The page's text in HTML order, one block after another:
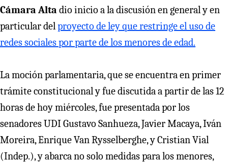
Cámara Alta dio inicio a la discusión en general y en
particular delproyecto de ley que restringe el uso de
redes sociales por parte de los menores de edad.
La moción parlamentaria, que se encuentra en primer
trámite constitucional y fue discutida a partir de las 12
horas de hoy miércoles, fue presentada por los
senadores UDI Gustavo Sanhueza, Javier Macaya, Iván
Moreira, Enrique Van Rysselberghe, y Cristian Vial
(Indep.), y abarca no solo medidas para los menores,